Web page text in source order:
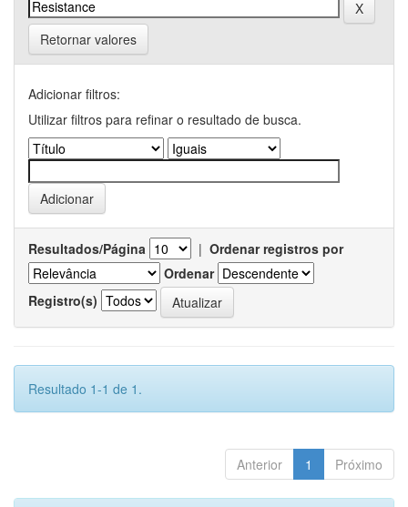
Retornar valores
Adicionar filtros:
Utilizar filtros para refinar o resultado de busca.
Resultados/Página | Ordenar registros por
Ordenar
Registro(s)
Resultado 1-1 de 1.
Anterior 1 Próximo